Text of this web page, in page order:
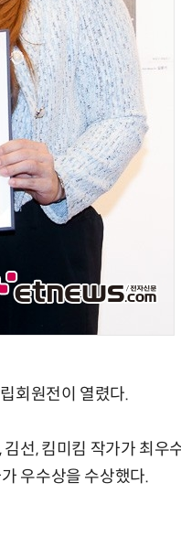
회원전이 열렸다.
선, 킴미킴 작가가 최우
우수상을 수상했다.